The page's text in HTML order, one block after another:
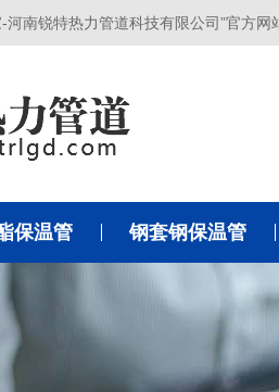
河南锐特热力管道科技有限公司”官方网
保温管 钢套钢保温管